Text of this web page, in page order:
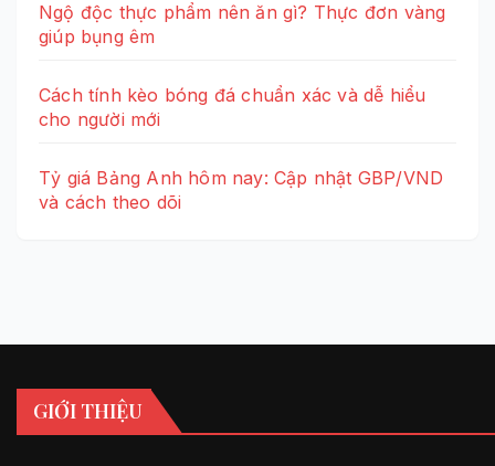
Ngộ độc thực phẩm nên ăn gì? Thực đơn vàng
giúp bụng êm
Cách tính kèo bóng đá chuẩn xác và dễ hiểu
cho người mới
Tỷ giá Bảng Anh hôm nay: Cập nhật GBP/VND
và cách theo dõi
GIỚI THIỆU